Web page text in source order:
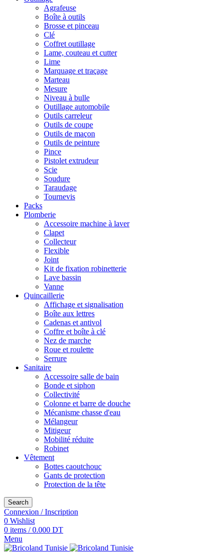
Agrafeuse
Boîte à outils
Brosse et pinceau
Clé
Coffret outillage
Lame, couteau et cutter
Lime
Marquage et traçage
Marteau
Mesure
Niveau à bulle
Outillage automobile
Outils carreleur
Outils de coupe
Outils de maçon
Outils de peinture
Pince
Pistolet extrudeur
Scie
Soudure
Taraudage
Tournevis
Packs
Plomberie
Accessoire machine à laver
Clapet
Collecteur
Flexible
Joint
Kit de fixation robinetterie
Lave bassin
Vanne
Quincaillerie
Affichage et signalisation
Boîte aux lettres
Cadenas et antivol
Coffre et boîte à clé
Nez de marche
Roue et roulette
Serrure
Sanitaire
Accessoire salle de bain
Bonde et siphon
Collectivité
Colonne et barre de douche
Mécanisme chasse d'eau
Mélangeur
Mitigeur
Mobilité réduite
Robinet
Vêtement
Bottes caoutchouc
Gants de protection
Protection de la tête
Search
Connexion / Inscription
0 Wishlist
0 items / 0.000 DT
Menu